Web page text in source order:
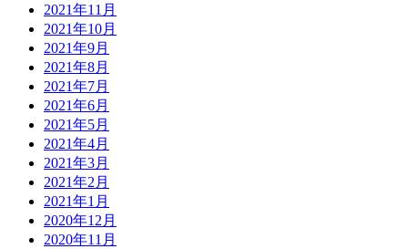
2021年11月
2021年10月
2021年9月
2021年8月
2021年7月
2021年6月
2021年5月
2021年4月
2021年3月
2021年2月
2021年1月
2020年12月
2020年11月